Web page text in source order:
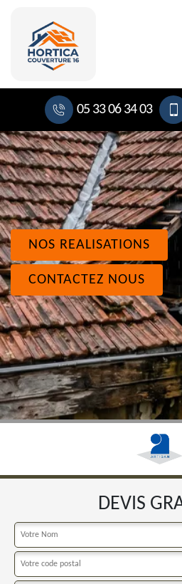
05 33 06 34 03
NOS REALISATIONS
CONTACTEZ NOUS
DEVIS